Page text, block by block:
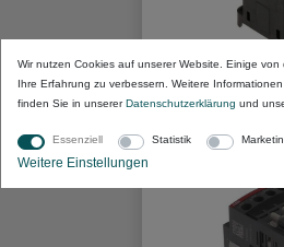
Wir nutzen Cookies auf unserer Website. Einige
Ihre Erfahrung zu verbessern. Weitere
finden Sie in unsererDaten­schutz­erklärung und
Essenziell Statistik
Weitere Einstellungen